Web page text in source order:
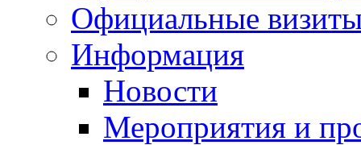
Официальные
Информация
Новости
Мероприятия и